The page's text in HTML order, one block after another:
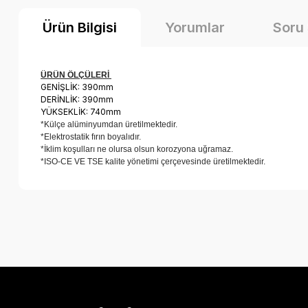
Ürün Bilgisi Yorumlar Soru
ÜRÜN ÖLÇÜLERİ
GENİŞLİK: 390mm
DERİNLİK: 390mm
YÜKSEKLİK: 740mm
*Külçe alüminyumdan üretilmektedir.
*Elektrostatik fırın boyalıdır.
*İklim koşulları ne olursa olsun korozyona uğramaz.
*ISO-CE VE TSE kalite yönetimi çerçevesinde üretilmektedir.
Ürün resmi kalitesiz, bozuk veya görüntülenemiyor.